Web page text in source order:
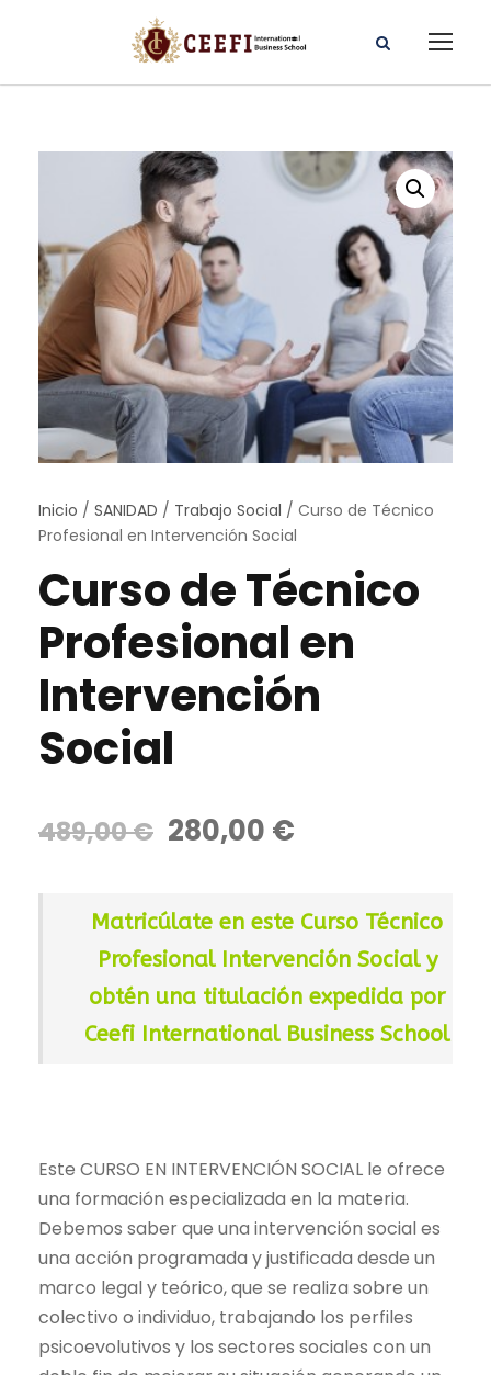
Inicio / SANIDAD / Trabajo Social / Curso de Técnico
Profesional en Intervención Social
Curso de Técnico
Profesional en
Intervención
Social
489,00€
E
l
r
e
c
i
o
n
a
l
e
r
a
280,00 €
c
i
o
a
l
e
s
:
2
8
Matricúlate en este Curso Técnico
Profesional Intervención Social y
obtén una titulación expedida por
Ceefi International Business School
Este CURSO EN INTERVENCIÓN SOCIAL le ofrece
una formación especializada en la materia.
Debemos saber que una intervención social es
una acción programada y justificada desde un
marco legal y teórico, que se realiza sobre un
colectivo o individuo, trabajando los perfiles
psicoevolutivos y los sectores sociales con un